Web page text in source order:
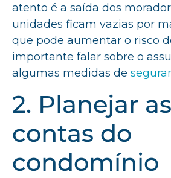
atento é a saída dos
unidades ficam vazias por
que pode aumentar o risco
importante falar sobre o
algumas medidas de
2. Planejar as
contas do
condomínio